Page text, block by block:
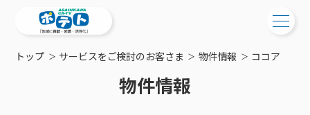
トップ サービスをご検討のお客さま 物件情報 ココア
物件情報